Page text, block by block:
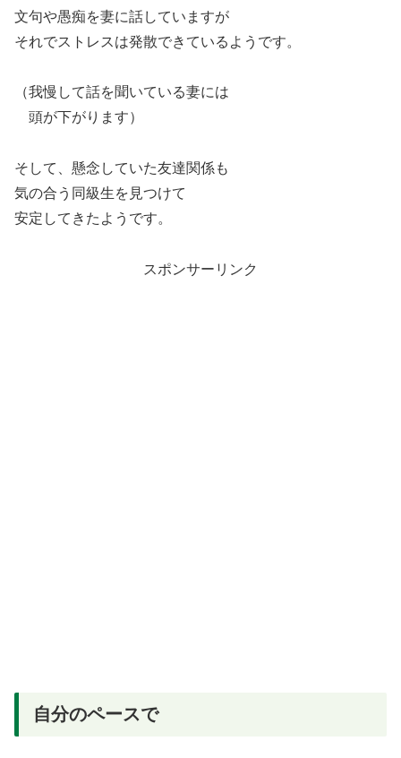
文句や愚痴を妻に話していますが
それでストレスは発散できているようです。
（我慢して話を聞いている妻には
頭が下がります）
そして、懸念していた友達関係も
気の合う同級生を見つけて
安定してきたようです。
スポンサーリンク
自分のペースで